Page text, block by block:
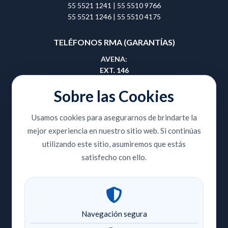
55 5521 1241 | 55 5510 9766
55 5521 1246 | 55 5510 4175
TELÉFONOS RMA (GARANTÍAS)
AVENA:
EXT. 146
EXT. 414
33 3810 9353|33 3810 8420
CENTRO PLAZA:
55 5521 1241 |55 5510 9766
55 5521 1246|55 5510 4175
Sobre las Cookies
Usamos cookies para asegurarnos de brindarte la
mejor experiencia en nuestro sitio web. Si continúas
utilizando este sitio, asumiremos que estás
satisfecho con ello.
Navegación segura